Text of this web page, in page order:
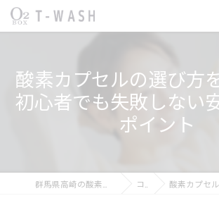
酸素カプセルの選び方
初心者でも失敗しない
ポイント
コラム 酸素カプセルの選び方を徹